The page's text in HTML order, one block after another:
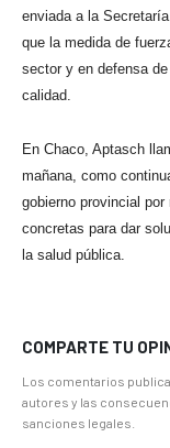
enviada a la
que la medida de
sector y en defensa
calidad.
En Chaco, Aptasch
mañana, como
gobierno provincial
concretas para dar
la salud pública.
COMPARTE TU
Los comentarios
autores y las
sanciones legales.